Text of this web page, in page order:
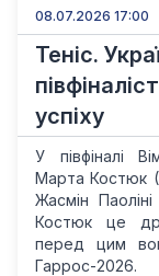
08.07.2026 17:00
Теніс.
успіху
У півфіналі
Марта Костюк
Жасмін
Костюк це
перед цим
Гаррос-